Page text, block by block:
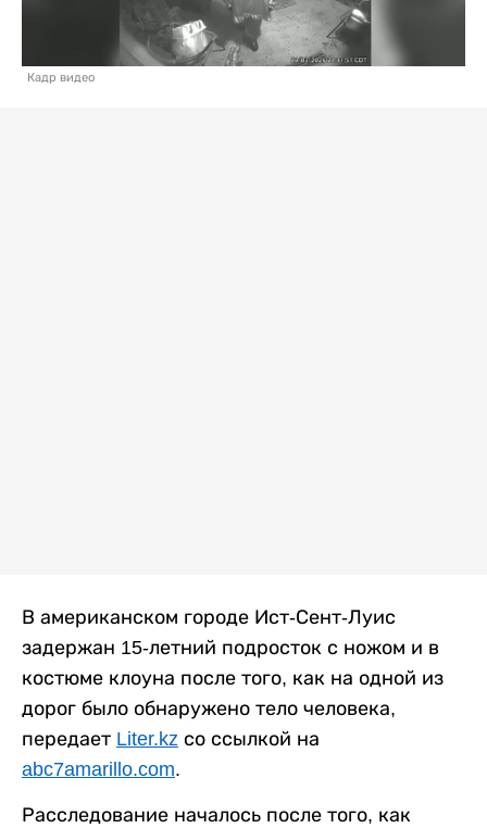
Кадр видео
В американском городе Ист-Сент-Луис
задержан 15-летний подросток с ножом и в
костюме клоуна после того, как на одной из
дорог было обнаружено тело человека,
передает Liter.kz со ссылкой на
abc7amarillo.com.
Расследование началось после того, как